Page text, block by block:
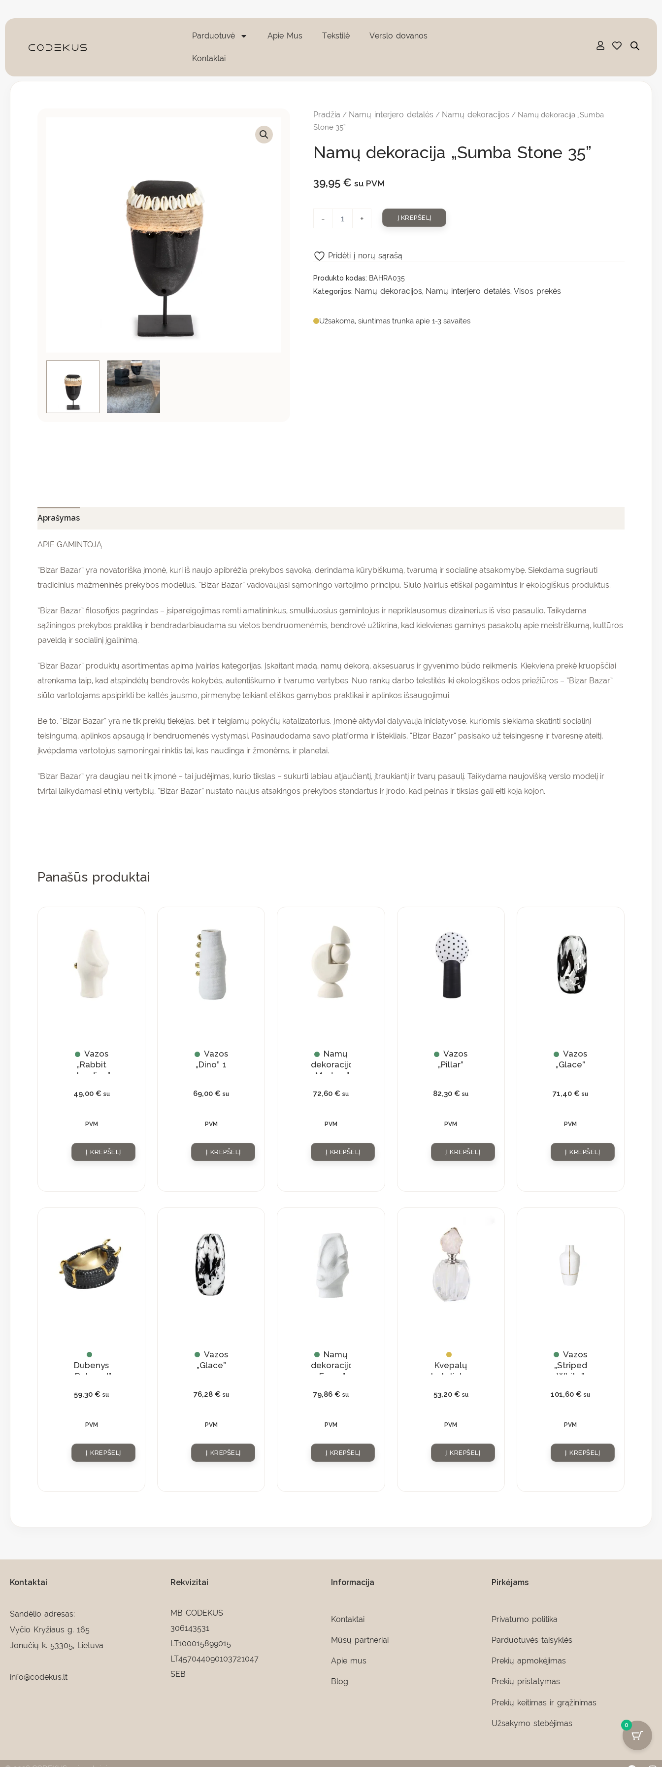
prie
Parduotuvė Apie Mus Tekstilė Verslo dovanos
Kontaktai
Pradžia / Namų interjero detalės / Namų dekoracijos / Namų dekoracija „Sumba
Stone 35”
Namų dekoracija „Sumba Stone 35”
39,95 € su PVM
-
dekoracija
"Sumba
35"
+ Į KREPŠELĮ
Produkto kodas: BAHRA035
Kategorijos: Namų dekoracijos, Namų interjero detalės,Visos prekės
Užsakoma, siuntimas trunka apie 1-3 savaites
Pridėti į norų sąrašą
Aprašymas
APIE GAMINTOJĄ
“Bizar Bazar” yra novatoriška įmonė, kuri iš naujo apibrėžia prekybos sąvoką, derindama kūrybiškumą, tvarumą ir socialinę atsakomybę. Siekdama sugriauti
tradicinius mažmeninės prekybos modelius, “Bizar Bazar” vadovaujasi sąmoningo vartojimo principu. Siūlo įvairius etiškai pagamintus ir ekologiškus produktus.
“Bizar Bazar” filosofijos pagrindas – įsipareigojimas remti amatininkus, smulkiuosius gamintojus ir nepriklausomus dizainerius iš viso pasaulio. Taikydama
sąžiningos prekybos praktiką ir bendradarbiaudama su vietos bendruomenėmis, bendrovė užtikrina, kad kiekvienas gaminys pasakotų apie meistriškumą, kultūros
paveldą ir socialinį įgalinimą.
“Bizar Bazar” produktų asortimentas apima įvairias kategorijas. Įskaitant madą, namų dekorą, aksesuarus ir gyvenimo būdo reikmenis. Kiekviena prekė kruopščiai
atrenkama taip, kad atspindėtų bendrovės kokybės, autentiškumo ir tvarumo vertybes. Nuo rankų darbo tekstilės iki ekologiškos odos priežiūros – “Bizar Bazar”
siūlo vartotojams apsipirkti be kaltės jausmo, pirmenybę teikiant etiškos gamybos praktikai ir aplinkos išsaugojimui.
Be to, “Bizar Bazar” yra ne tik prekių tiekėjas, bet ir teigiamų pokyčių katalizatorius. Įmonė aktyviai dalyvauja iniciatyvose, kuriomis siekiama skatinti socialinį
teisingumą, aplinkos apsaugą ir bendruomenės vystymąsi. Pasinaudodama savo platforma ir ištekliais, “Bizar Bazar” pasisako už teisingesnę ir tvaresnę ateitį,
įkvėpdama vartotojus sąmoningai rinktis tai, kas naudinga ir žmonėms, ir planetai.
“Bizar Bazar” yra daugiau nei tik įmonė – tai judėjimas, kurio tikslas – sukurti labiau atjaučiantį, įtraukiantį ir tvarų pasaulį. Taikydama naujovišką verslo modelį ir
tvirtai laikydamasi etinių vertybių, “Bizar Bazar” nustato naujus atsakingos prekybos standartus ir įrodo, kad pelnas ir tikslas gali eiti koja kojon.
Panašūs produktai
Vazos
„Rabbit
standing”
49,00 € su
PVM
Į KREPŠELĮ
Vazos
„Dino” 1
69,00€ su
PVM
Į KREPŠELĮ
Namų
dekoracijos
„Modern”
72,60 € su
PVM
Į KREPŠELĮ
Vazos
„Pillar”
82,30€ su
PVM
Į KREPŠELĮ
Vazos
„Glace”
71,40€ su
PVM
Į KREPŠELĮ
Dubenys
„Relaxed”
59,30€ su
PVM
Į KREPŠELĮ
Vazos
„Glace”
76,28 € su
PVM
Į KREPŠELĮ
Namų
dekoracijos
„Faces”
79,86 € su
PVM
Į KREPŠELĮ
Kvepalų
buteliukas
natūraliu
53,20 € su
PVM
Į KREPŠELĮ
Vazos
„Striped
White”
101,60€ su
PVM
Į KREPŠELĮ
Kontaktai
Sandėlio adresas:
Vyčio Kryžiaus g. 165
Jonučių k. 53305, Lietuva
info@codekus.lt
Rekvizitai
MB CODEKUS
306143531
LT100015899015
LT457044090103721047
SEB
Informacija
Kontaktai
Mūsų partneriai
Apie mus
Blog
Pirkėjams
Privatumo politika
Parduotuvės taisyklės
Prekių apmokėjimas
Prekių pristatymas
Prekių keitimas ir grąžinimas
Užsakymo stebėjimas 0